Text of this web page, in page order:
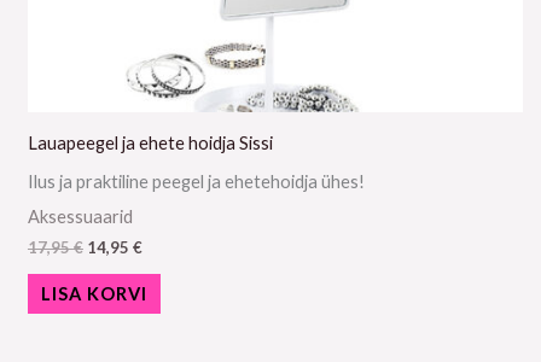
Lauapeegel ja ehete hoidja Sissi
Ilus ja praktiline peegel ja ehetehoidja ühes!
Aksessuaarid
17,95€ 14,95 €
LISA KORVI